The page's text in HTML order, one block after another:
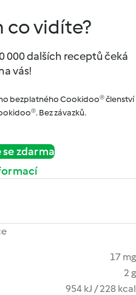
co vidíte?
000 dalších receptů čeká
vás!
bezplatného Cookidoo® členství
Bez závazků.
zdarma
17 mg
2 g
954 kJ / 228 kcal